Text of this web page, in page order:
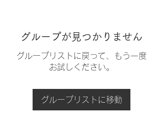
グループが見つかりません
グループリストに戻って、もう一度
お試しください。
グループリストに移動